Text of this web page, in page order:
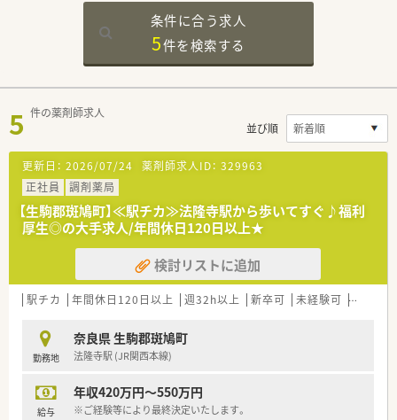
条件に合う求人
5件を検索する
5 件の薬剤師求人
並び順
更新日： 2026/07/24 薬剤師求人ID： 329963
正社員
調剤薬局
【生駒郡斑鳩町】≪駅チカ≫法隆寺駅から歩いてすぐ♪福利
厚生◎の大手求人/年間休日120日以上★
検討リストに追加
駅チカ 年間休日120日以上 週32h以上 新卒可 未経験可 ブラン
勤務地
奈良県 生駒郡斑鳩町
法隆寺駅 (JR関西本線)
給与
年収420万円～550万円
※ご経験等により最終決定いたします。